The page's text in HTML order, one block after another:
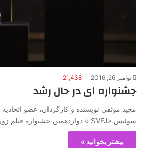
نوامبر 26, 2016 21,438
جشنواره ای در حال رشد
مجید موثقی نویسنده و کارگردان، عضو اتحادیه
سوئیس «SVFJ » دوازدهمين جشنواره فيلم زوريخ با مدیریت” کارل…
بیشتر بخوانید »